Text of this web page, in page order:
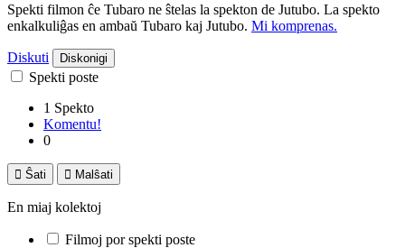
Spekti filmon ĉe Tubaro ne ŝtelas la spekton de Jutubo. La spekto
enkalkuliĝas en ambaŭ Tubaro kaj Jutubo. Mi komprenas.
Diskuti Diskonigi
Spekti poste
1 Spekto
Komentu!
0
 Ŝati  Malŝati
En miaj kolektoj
Filmoj por spekti poste